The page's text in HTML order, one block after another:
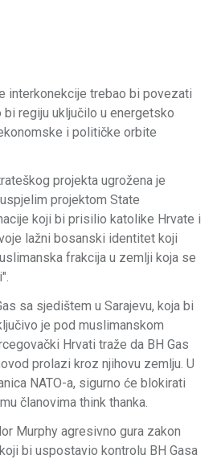
interkonekcije trebao bi povezati
bi regiju uključilo u energetsko
i političke orbite
projekta ugrožena je
projektom State
koji bi prisilio katolike Hrvate i
lažni bosanski identitet koji
frakcija u zemlji koja se
sa sjedištem u Sarajevu, koja bi
je pod muslimanskom
Hrvati traže da BH Gas
prolazi kroz njihovu zemlju. U
NATO-a, sigurno će blokirati
članovima think thanka.
Murphy agresivno gura zakon
bi uspostavio kontrolu BH Gasa